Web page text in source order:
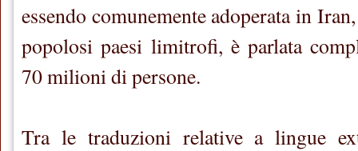
essendo comunemente adoperata in
popolosi paesi limitrofi, è parlata
70 milioni di persone.
Tra le traduzioni relative a lingue